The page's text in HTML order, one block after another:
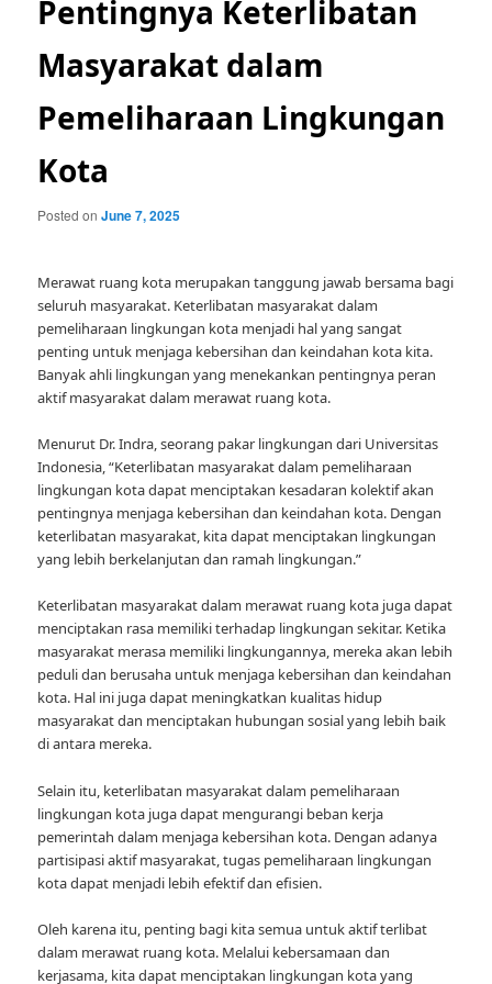
Pentingnya Keterlibatan
Masyarakat dalam
Pemeliharaan Lingkungan
Kota
Posted onJune 7, 2025
Merawat ruang kota merupakan tanggung jawab bersama bagi
seluruh masyarakat. Keterlibatan masyarakat dalam
pemeliharaan lingkungan kota menjadi hal yang sangat
penting untuk menjaga kebersihan dan keindahan kota kita.
Banyak ahli lingkungan yang menekankan pentingnya peran
aktif masyarakat dalam merawat ruang kota.
Menurut Dr. Indra, seorang pakar lingkungan dari Universitas
Indonesia, “Keterlibatan masyarakat dalam pemeliharaan
lingkungan kota dapat menciptakan kesadaran kolektif akan
pentingnya menjaga kebersihan dan keindahan kota. Dengan
keterlibatan masyarakat, kita dapat menciptakan lingkungan
yang lebih berkelanjutan dan ramah lingkungan.”
Keterlibatan masyarakat dalam merawat ruang kota juga dapat
menciptakan rasa memiliki terhadap lingkungan sekitar. Ketika
masyarakat merasa memiliki lingkungannya, mereka akan lebih
peduli dan berusaha untuk menjaga kebersihan dan keindahan
kota. Hal ini juga dapat meningkatkan kualitas hidup
masyarakat dan menciptakan hubungan sosial yang lebih baik
di antara mereka.
Selain itu, keterlibatan masyarakat dalam pemeliharaan
lingkungan kota juga dapat mengurangi beban kerja
pemerintah dalam menjaga kebersihan kota. Dengan adanya
partisipasi aktif masyarakat, tugas pemeliharaan lingkungan
kota dapat menjadi lebih efektif dan efisien.
Oleh karena itu, penting bagi kita semua untuk aktif terlibat
dalam merawat ruang kota. Melalui kebersamaan dan
kerjasama, kita dapat menciptakan lingkungan kota yang